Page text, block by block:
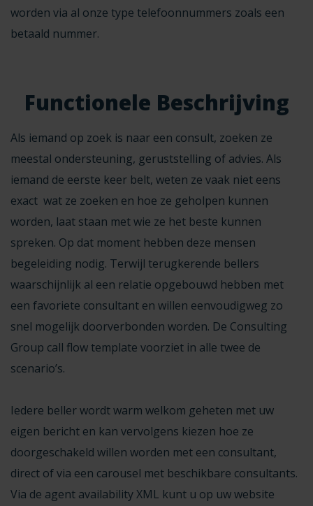
worden via al onze type telefoonnummers zoals een
betaald nummer.
Functionele Beschrijving
Als iemand op zoek is naar een consult, zoeken ze
meestal ondersteuning, geruststelling of advies. Als
iemand de eerste keer belt, weten ze vaak niet eens
exact wat ze zoeken en hoe ze geholpen kunnen
worden, laat staan met wie ze het beste kunnen
spreken. Op dat moment hebben deze mensen
begeleiding nodig. Terwijl terugkerende bellers
waarschijnlijk al een relatie opgebouwd hebben met
een favoriete consultant en willen eenvoudigweg zo
snel mogelijk doorverbonden worden. De Consulting
Group call flow template voorziet in alle twee de
scenario’s.
Iedere beller wordt warm welkom geheten met uw
eigen bericht en kan vervolgens kiezen hoe ze
doorgeschakeld willen worden met een consultant,
direct of via een carousel met beschikbare consultants.
Via de agent availability XML kunt u op uw website